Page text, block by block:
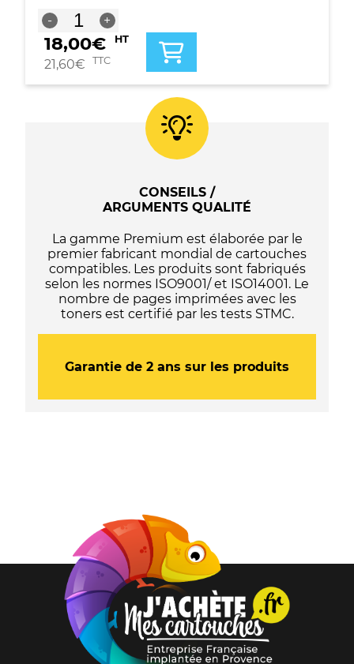
-
quantité
de
Cartouche
compatible
T9441
+
18,00€ HT
21,60€ TTC
CONSEILS /
ARGUMENTS QUALITÉ
La gamme Premium est élaborée par le
premier fabricant mondial de cartouches
compatibles. Les produits sont fabriqués
selon les normes ISO9001/ et ISO14001. Le
nombre de pages imprimées avec les
toners est certifié par les tests STMC.
Garantie de 2 ans sur les produits